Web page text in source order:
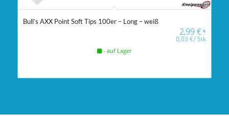
Bull’s AXX Point Soft Tips 100er – Long – weiß
2,99€*
0,03€/Stk
- auf Lager